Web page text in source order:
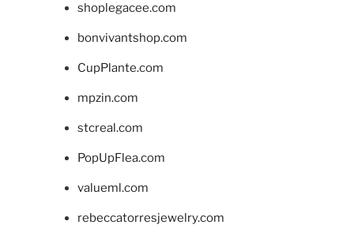
shoplegacee.com
bonvivantshop.com
CupPlante.com
mpzin.com
stcreal.com
PopUpFlea.com
valueml.com
rebeccatorresjewelry.com